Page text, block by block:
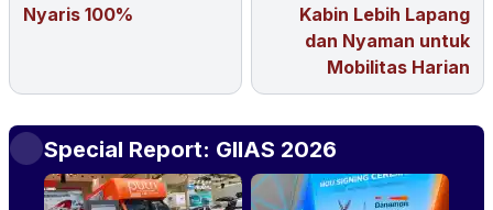
Nyaris 100%
Kabin Lebih Lapang
dan Nyaman untuk
Mobilitas Harian
Special Report: GIIAS 2026